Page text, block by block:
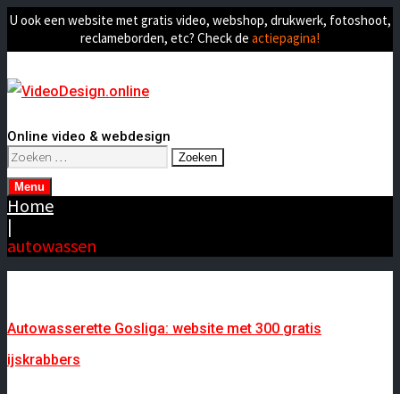
U ook een website met gratis video, webshop, drukwerk, fotoshoot,
reclameborden, etc? Check de actiepagina!
Online video & webdesign
Zoeken
naar:
Menu
Home
|
autowassen
Autowasserette Gosliga: website met 300 gratis
ijskrabbers